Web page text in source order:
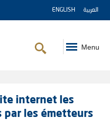
ENGLISH العربية
Menu
internet les
par les émetteurs